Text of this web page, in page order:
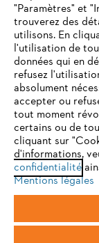
VOTRE
N'EST
Vous utilisez un
en charge, et
peuvent
optimale de
l'un des
firefox
"Paramètres" et
trouverez des
utilisons. En
l'utilisation de
données qui en
refusez
absolument
accepter ou
tout moment
certains ou de
cliquant sur
d'informations,
confidentialité
Mentions légales